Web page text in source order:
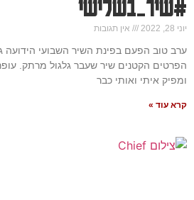
#שיר_בשלישי
יוני 28, 2022 אין תגובות
ערב טוב הפעם בפינת השיר השבועי הידועה
הפרטים הקטנים שיר שעבר גלגול מרתק.
ומפיק איתי ואותי כבר
קרא עוד »